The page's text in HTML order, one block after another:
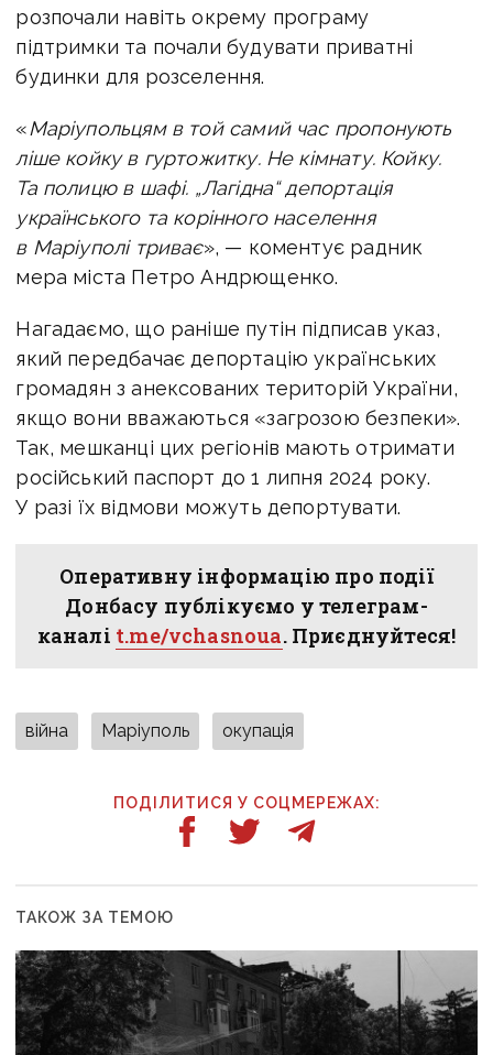
розпочали навіть окрему програму
підтримки та почали будувати приватні
будинки для розселення.
«Маріупольцям в той самий час пропонують
ліше койку в гуртожитку. Не кімнату. Койку.
Та полицю в шафі. „Лагідна“ депортація
українського та корінного населення
в Маріуполі триває», — коментує радник
мера міста Петро Андрющенко.
Нагадаємо, що раніше путін підписав указ,
який передбачає депортацію українських
громадян з анексованих територій України,
якщо вони вважаються «загрозою безпеки».
Так, мешканці цих регіонів мають отримати
російський паспорт до 1 липня 2024 року.
У разі їх відмови можуть депортувати.
Оперативну інформацію про події
Донбасу публікуємо у телеграм-
каналі t.me/vchasnoua. Приєднуйтеся!
війна Маріуполь окупація
ПОДІЛИТИСЯ У СОЦМЕРЕЖАХ:
ТАКОЖ ЗА ТЕМОЮ